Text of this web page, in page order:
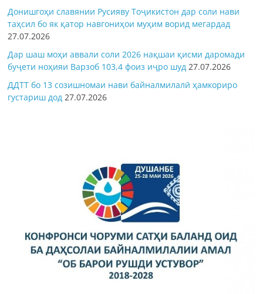
Донишгоҳи славянии Русияву Тоҷикистон дар соли нави
таҳсил бо як қатор навгониҳои муҳим ворид мегардад
27.07.2026
Дар шаш моҳи аввали соли 2026 нақшаи қисми даромади
буҷети ноҳияи Варзоб 103,4 фоиз иҷро шуд 27.07.2026
ДДТТ бо 13 созишномаи нави байналмилалӣ ҳамкориро
густариш дод 27.07.2026